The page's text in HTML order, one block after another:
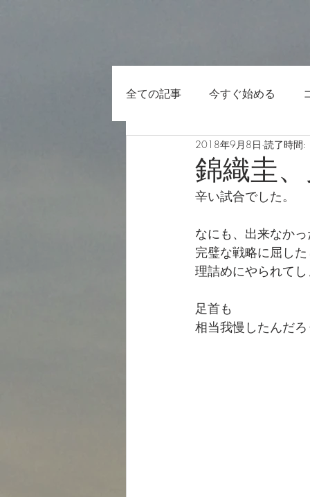
全ての記事 今すぐ始める
錦織圭
2018年9月8日 読了時間:
辛い試合でした。
なにも、出来なか
完璧な戦略に屈し
理詰めにやられて
足首も
相当我慢したんだ